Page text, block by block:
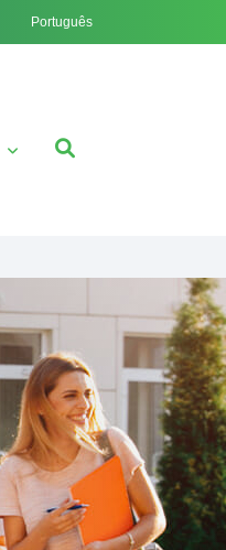
Português